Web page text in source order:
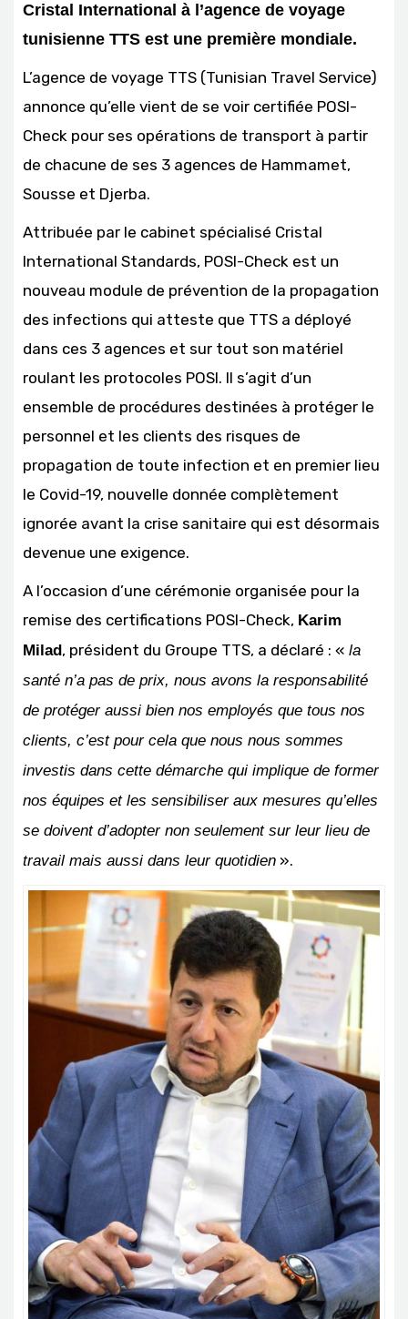
Cristal International à l’agence de voyage
tunisienne TTS est une première mondiale.
L’agence de voyage TTS (Tunisian Travel Service)
annonce qu’elle vient de se voir certifiée POSI-
Check pour ses opérations de transport à partir
de chacune de ses 3 agences de Hammamet,
Sousse et Djerba.
Attribuée par le cabinet spécialisé Cristal
International Standards, POSI-Check est un
nouveau module de prévention de la propagation
des infections qui atteste que TTS a déployé
dans ces 3 agences et sur tout son matériel
roulant les protocoles POSI. Il s’agit d’un
ensemble de procédures destinées à protéger le
personnel et les clients des risques de
propagation de toute infection et en premier lieu
le Covid-19, nouvelle donnée complètement
ignorée avant la crise sanitaire qui est désormais
devenue une exigence.
A l’occasion d’une cérémonie organisée pour la
remise des certifications POSI-Check, Karim
Milad , président du Groupe TTS, a déclaré : « la
santé n’a pas de prix, nous avons la responsabilité
de protéger aussi bien nos employés que tous nos
clients, c’est pour cela que nous nous sommes
investis dans cette démarche qui implique de former
nos équipes et les sensibiliser aux mesures qu’elles
se doivent d’adopter non seulement sur leur lieu de
travail mais aussi dans leur quotidien ».